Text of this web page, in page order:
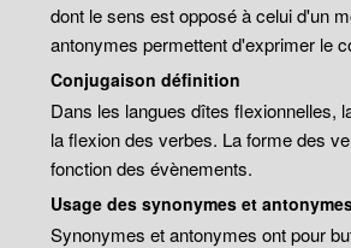
dont le sens est opposé à celui d'un
antonymes permettent d'exprimer le
Conjugaison définition
Dans les langues dîtes flexionnelles,
la flexion des verbes. La forme des
fonction des évènements.
Usage des synonymes et
Synonymes et antonymes ont pour